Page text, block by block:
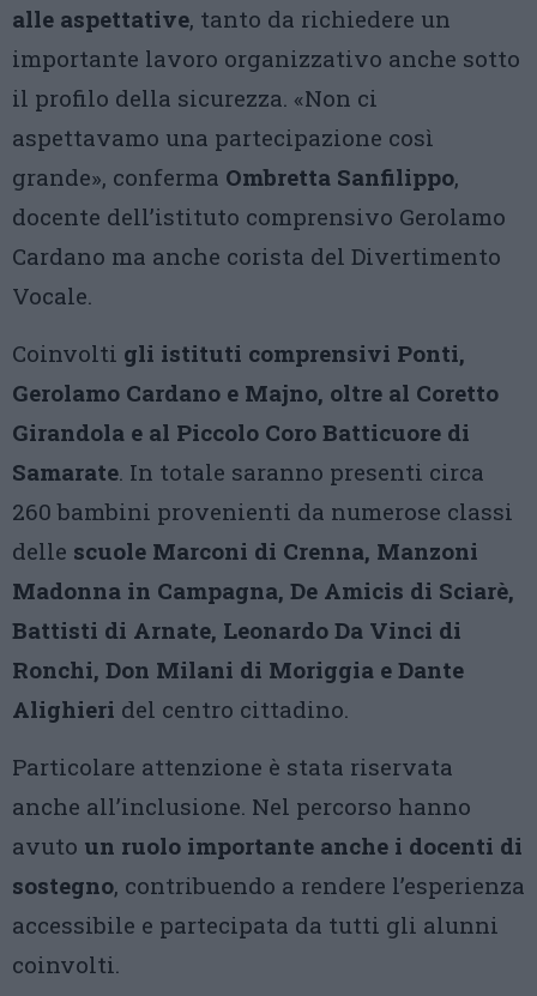
alle aspettative, tanto da richiedere un
importante lavoro organizzativo anche sotto
il profilo della sicurezza. «Non ci
aspettavamo una partecipazione così
grande», conferma Ombretta Sanfilippo,
docente dell’istituto comprensivo Gerolamo
Cardano ma anche corista del Divertimento
Vocale.
Coinvolti gli istituti comprensivi Ponti,
Gerolamo Cardano e Majno, oltre al Coretto
Girandola e al Piccolo Coro Batticuore di
Samarate. In totale saranno presenti circa
260 bambini provenienti da numerose classi
delle scuole Marconi di Crenna, Manzoni
Madonna in Campagna, De Amicis di Sciarè,
Battisti di Arnate, Leonardo Da Vinci di
Ronchi, Don Milani di Moriggia e Dante
Alighieri del centro cittadino.
Particolare attenzione è stata riservata
anche all’inclusione. Nel percorso hanno
avuto un ruolo importante anche i docenti di
sostegno, contribuendo a rendere l’esperienza
accessibile e partecipata da tutti gli alunni
coinvolti.